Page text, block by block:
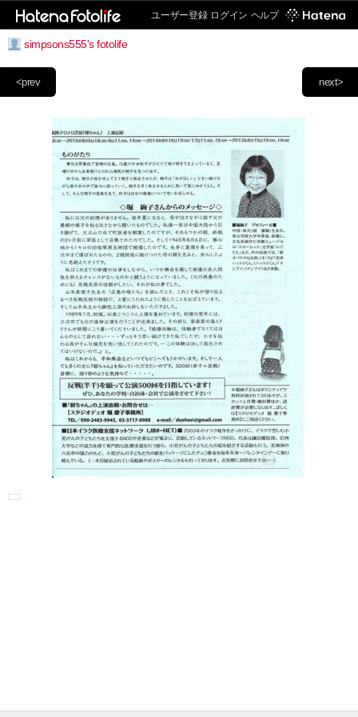
ユーザー登録 ログイン ヘルプ
simpsons555's fotolife
next>
<prev